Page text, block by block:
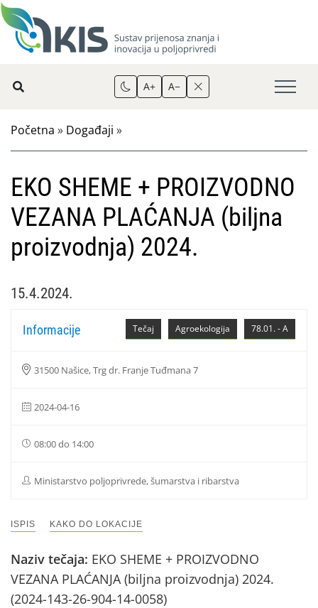
A+ A−
Početna » Događaji »
EKO SHEME + PROIZVODNO
VEZANA PLAĆANJA (biljna
proizvodnja) 2024.
15.4.2024.
78.01. - A
Agroekologija
Tečaj
Informacije
31500 Našice, Trg dr. Franje Tuđmana 7
2024-04-16
08:00 do 14:00
Ministarstvo poljoprivrede, šumarstva i ribarstva
ISPIS KAKO DO LOKACIJE
Naziv tečaja: EKO SHEME + PROIZVODNO
VEZANA PLAĆANJA (biljna proizvodnja) 2024.
(2024-143-26-904-14-0058)